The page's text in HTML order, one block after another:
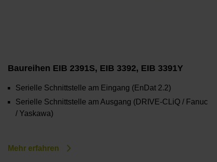
Baureihen EIB 2391S, EIB 3392, EIB 3391Y
Serielle Schnittstelle am Eingang (EnDat 2.2)
Serielle Schnittstelle am Ausgang (DRIVE-CLiQ / Fanuc
/ Yaskawa)
Mehr erfahren